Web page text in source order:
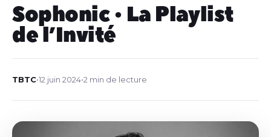
Sophonic • La Playlist
de l’Invité
TBTC•12 juin 2024•2 min de lecture